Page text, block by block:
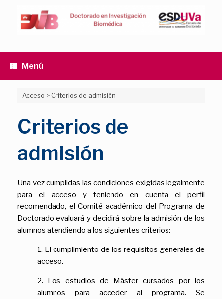
contenido
Menú
Acceso > Criterios de admisión
Criterios de
admisión
Una vez cumplidas las condiciones exigidas legalmente
para el acceso y teniendo en cuenta el perfil
recomendado, el Comité académico del Programa de
Doctorado evaluará y decidirá sobre la admisión de los
alumnos atendiendo a los siguientes criterios:
1. El cumplimiento de los requisitos generales de
acceso.
2. Los estudios de Máster cursados por los
alumnos para acceder al programa. Se